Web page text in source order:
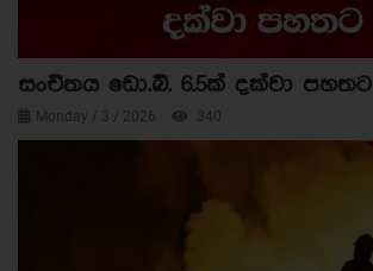
සංචිතය ඩො.බි. 6.5ක් දක්වා පහතට
Monday / 3 / 2026 340